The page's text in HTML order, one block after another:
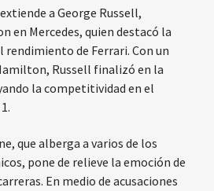
a George Russell,
en Mercedes, quien destacó la
rendimiento de Ferrari. Con un
Russell finalizó en la
la competitividad en el
que alberga a varios de los
pone de relieve la emoción de
En medio de acusaciones